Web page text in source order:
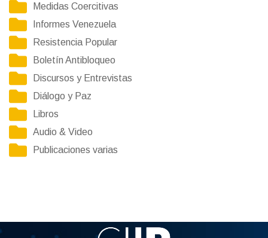
Medidas Coercitivas
Informes Venezuela
Resistencia Popular
Boletín Antibloqueo
Discursos y Entrevistas
Diálogo y Paz
Libros
Audio & Video
Publicaciones varias